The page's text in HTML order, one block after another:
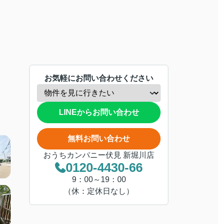
お気軽にお問い合わせください
LINEからお問い合わせ
無料お問い合わせ
おうちカンパニー伏見 新堀川店
0120-4430-66
9：00～19：00
（休：定休日なし）